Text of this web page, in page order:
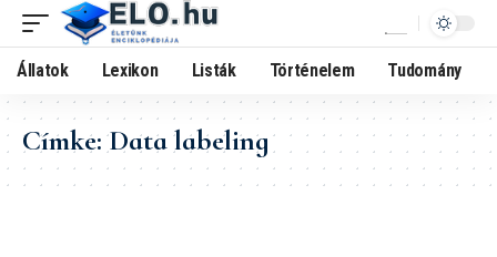
Állatok Lexikon Listák Történelem Tudomány
Címke:Data labeling